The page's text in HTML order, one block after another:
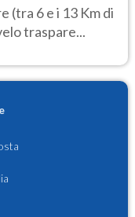
(tra 6 e i 13 Km di
traspare...